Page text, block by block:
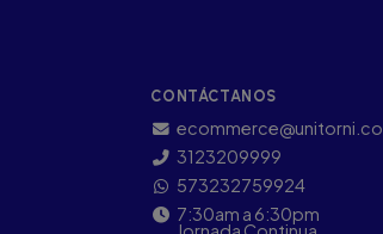
CONTÁCTANOS
ecommerce@unitorni.co
3123209999
573232759924
7:30am a 6:30pm